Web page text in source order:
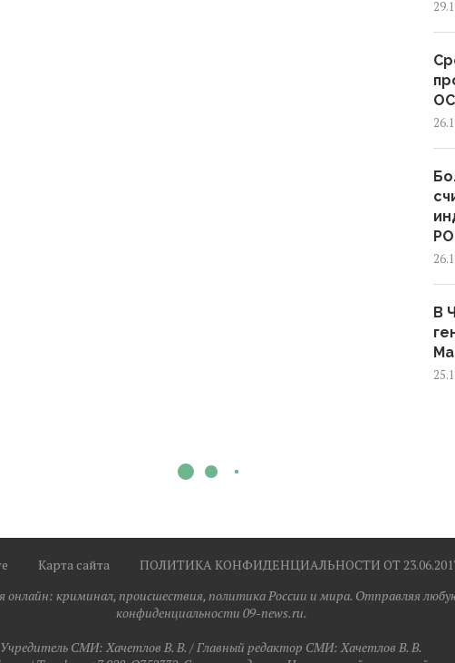
В
Карта сайта
ПОЛИТИКА КОНФИДЕНЦИАЛЬНОСТИ ОТ
онлайн: криминал, происшествия, политика России и мира. Отправляя
конфиденциальности 09-news.ru.
Учредитель СМИ: Хaчeтлoв B. B. / Главный редактор СМИ: Хaчeтлoв B. B.